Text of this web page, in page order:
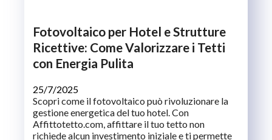
Fotovoltaico per Hotel e Strutture
Ricettive: Come Valorizzare i Tetti
con Energia Pulita
25/7/2025
Scopri come il fotovoltaico può rivoluzionare la
gestione energetica del tuo hotel. Con
Affittotetto.com, affittare il tuo tetto non
richiede alcun investimento iniziale e ti permette